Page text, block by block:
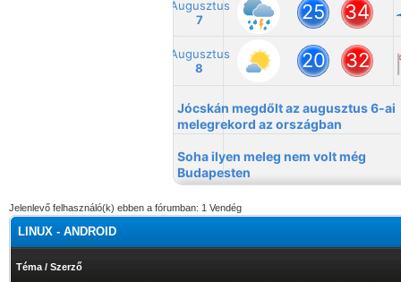
Jelenlevő felhasználó(k) ebben a fórumban: 1 Vendég
LINUX - ANDROID
Téma / Szerző